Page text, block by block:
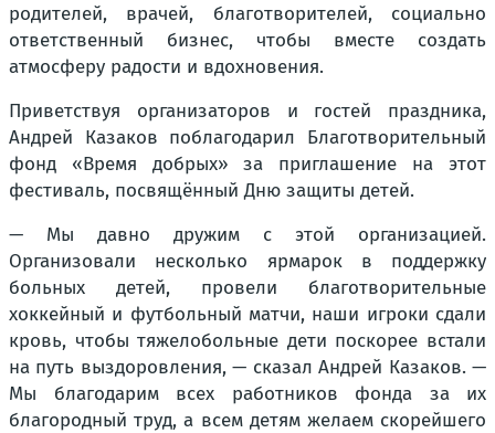
родителей, врачей, благотворителей, социально
ответственный бизнес, чтобы вместе создать
атмосферу радости и вдохновения.
Приветствуя организаторов и гостей праздника,
Андрей Казаков поблагодарил Благотворительный
фонд «Время добрых» за приглашение на этот
фестиваль, посвящённый Дню защиты детей.
— Мы давно дружим с этой организацией.
Организовали несколько ярмарок в поддержку
больных детей, провели благотворительные
хоккейный и футбольный матчи, наши игроки сдали
кровь, чтобы тяжелобольные дети поскорее встали
на путь выздоровления, — сказал Андрей Казаков. —
Мы благодарим всех работников фонда за их
благородный труд, а всем детям желаем скорейшего